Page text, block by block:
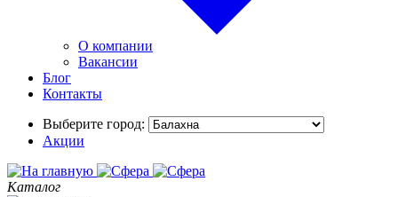
О компании
Вакансии
Блог
Контакты
Выберите город:
Акции
Каталог